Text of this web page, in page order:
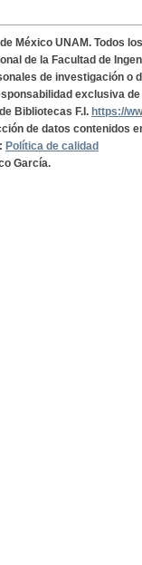
México UNAM. Todos
de la Facultad de
de investigación o
exclusiva
Bibliotecas F.I. https://
de datos contenidos
Política de calidad
García.